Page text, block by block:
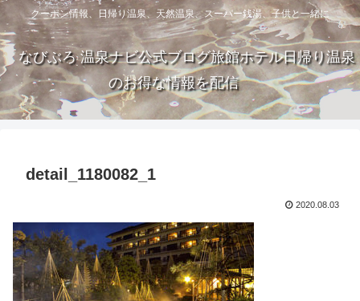
クーポン情報、日帰り温泉、天然温泉、スーパー銭湯、子供と一緒に
なびぶろ 温泉ナビ公式ブログ旅館ホテル日帰り温泉
のお得な情報を配信
detail_1180082_1
2020.08.03